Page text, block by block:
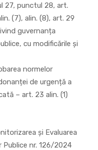
27, punctul 28, art.
(7), alin. (8), art. 29
guvernanța
cu modificările și
normelor
de urgență a
– art. 23 alin. (1)
și Evaluarea
nr. 126/2024